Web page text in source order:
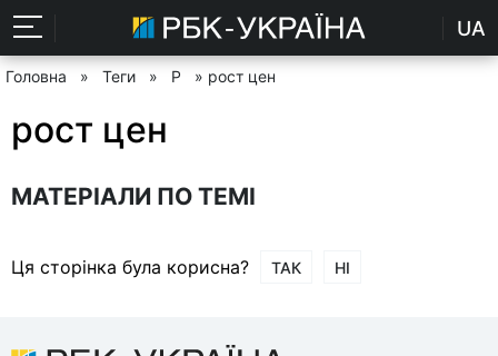
UA
Головна » Теги » Р » рост цен
рост цен
МАТЕРІАЛИ ПО ТЕМІ
Ця сторінка була корисна? ТАК НІ